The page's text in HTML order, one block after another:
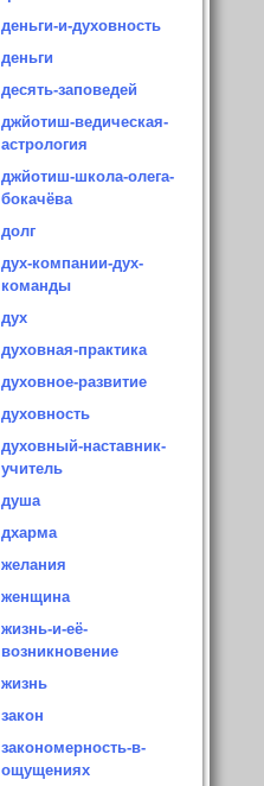
деньги-и-духовность
деньги
десять-заповедей
джйотиш-ведическая-
астрология
джйотиш-школа-олега-
бокачёва
долг
дух-компании-дух-
команды
дух
духовная-практика
духовное-развитие
духовность
духовный-наставник-
учитель
душа
дхарма
желания
женщина
жизнь-и-её-
возникновение
жизнь
закон
закономерность-в-
ощущениях